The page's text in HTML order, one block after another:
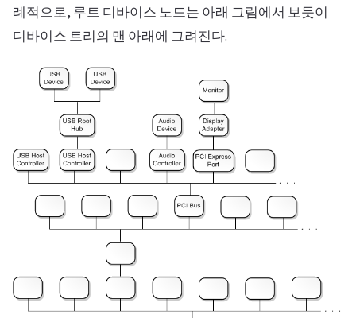
례적으로, 루트 디바이스 노드는 아래 그림에서 보듯이
디바이스 트리의 맨 아래에 그려진다.